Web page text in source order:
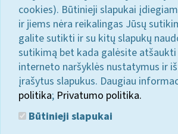
cookies). Būtinieji slapukai
ir jiems nėra reikalingas Jūsų
galite sutikti ir su kitų slapukų
sutikimą bet kada galėsite
interneto naršyklės nustatymus ir
įrašytus slapukus. Daugiau
politika; Privatumo politika.
Būtinieji slapukai